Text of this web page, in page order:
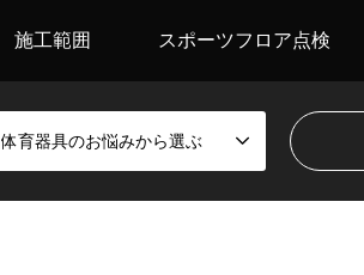
施工範囲 スポーツフロア点検
体育器具のお悩みから選ぶ